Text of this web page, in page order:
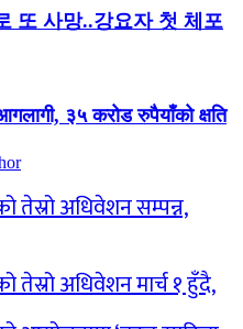
또 사망..강요자 첫 체포
३५ करोड रुपैयाँको क्षति
तेस्रो अधिवेशन सम्पन्न,
तेस्रो अधिवेशन मार्च १ हुँदै,